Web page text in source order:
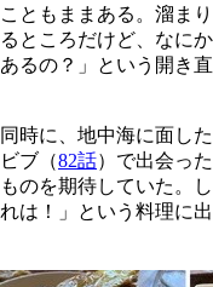
ともままある。溜まり
ところだけど、なにか
るの？」という開き直
時に、地中海に面した
ブ（82話）で出会った
のを期待していた。し
は！」という料理に出